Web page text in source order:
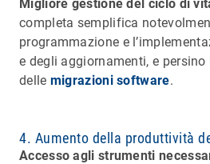
Migliore gestione del ciclo di
completa semplifica
programmazione e
e degli aggiornamenti, e
delle migrazioni software.
4. Aumento della produttività
Accesso agli strumenti